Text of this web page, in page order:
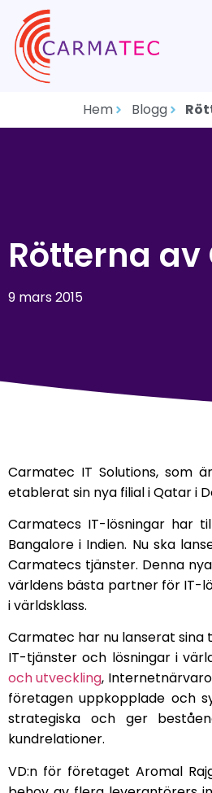
Hem Blogg
Rötterna
9 mars 2015
Carmatec IT Solutions, som
etablerat sin nya filial i Qatar i
Carmatecs IT-lösningar har
Bangalore i Indien. Nu ska
Carmatecs tjänster. Denna
världens bästa partner för IT-
i världsklass.
Carmatec har nu lanserat
IT-tjänster och lösningar i
och utveckling,
företagen uppkopplade och
strategiska och ger
kundrelationer.
VD:n för företaget Aromal